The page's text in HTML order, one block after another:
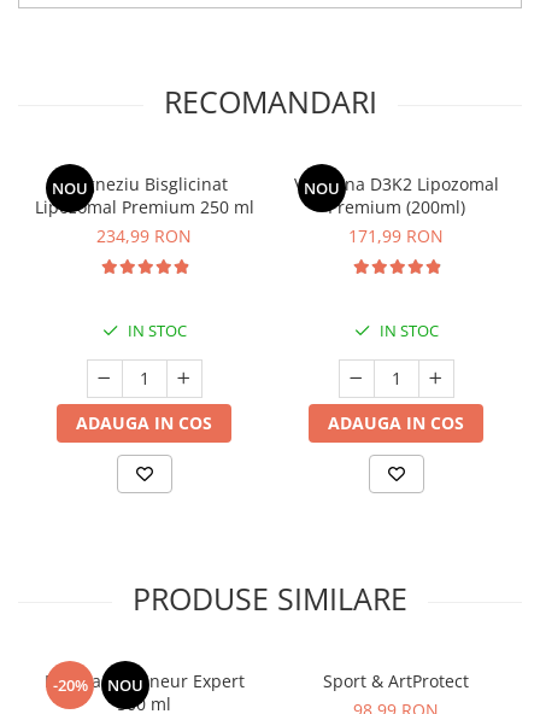
RECOMANDARI
NOU
Magneziu Bisglicinat
Lipozomal Premium 250 ml
234,99 RON
IN STOC
ADAUGA IN COS
NOU
Vitamina D3K2 Lipozomal
Premium (200ml)
171,99 RON
IN STOC
ADAUGA IN COS
PRODUSE SIMILARE
-20% NOU
Manhaē Draineur Expert
500 ml
Sport & ArtProtect